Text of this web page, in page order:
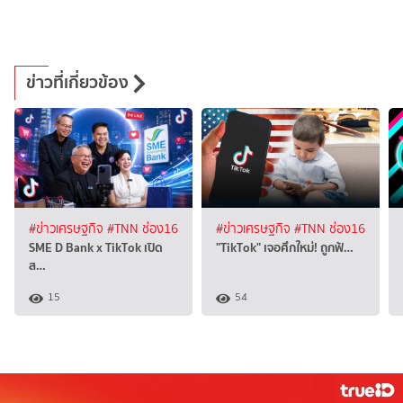
ข่าวที่เกี่ยวข้อง
#ข่าวเศรษฐกิจ #TNN ช่อง16
SME D Bank x TikTok เปิด
ส…
15
#ข่าวเศรษฐกิจ #TNN ช่อง16
"TikTok" เจอศึกใหม่! ถูกฟ้…
54